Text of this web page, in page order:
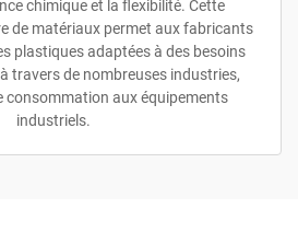
chimique et la flexibilité. Cette
de matériaux permet aux fabricants
plastiques adaptées à des besoins
travers de nombreuses industries,
consommation aux équipements
industriels.